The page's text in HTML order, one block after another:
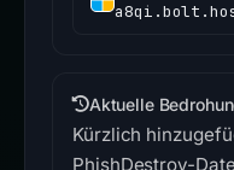
Aktuelle
Kürzlich
PhishDestroy-